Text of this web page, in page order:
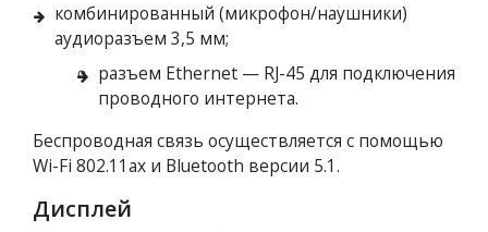
комбинированный (микрофон/наушники)
аудиоразъем 3,5 мм;
разъем Ethernet — RJ-45 для подключения
проводного интернета.
Беспроводная связь осуществляется с помощью
Wi-Fi 802.11ax и Bluetooth версии 5.1.
Дисплей